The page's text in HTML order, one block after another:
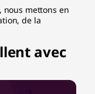
nous mettons en
de la
avec